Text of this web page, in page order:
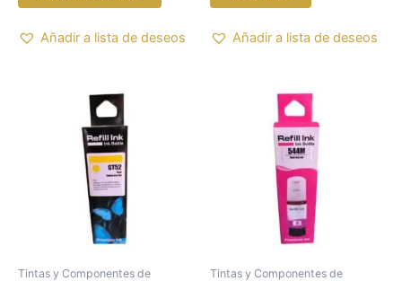
Añadir a lista de deseos Añadir a lista de deseos
Tintas y Componentes de
Tintas y Componentes de